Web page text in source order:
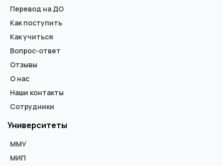
Перевод на ДО
Как поступить
Как учиться
Вопрос-ответ
Отзывы
О нас
Наши контакты
Сотрудники
Университеты
ММУ
МИП